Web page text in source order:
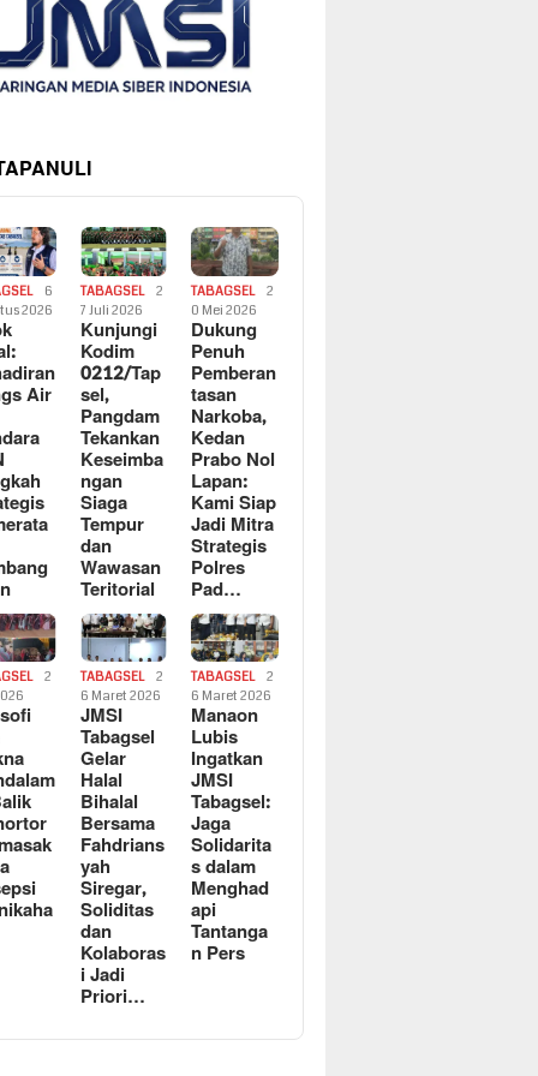
6
2026
Air
TABAGSEL
2
7 Juli 2026
Kunjungi
Kodim
0212/Tap
sel,
Pangdam
Tekankan
Keseimba
ngan
Siaga
Tempur
dan
Wawasan
Teritorial
TABAGSEL
2
0 Mei 2026
Dukung
Penuh
Pemberan
tasan
Narkoba,
Kedan
Prabo Nol
Lapan:
Kami Siap
Jadi Mitra
Strategis
Polres
Pad…
2
TABAGSEL
2
6 Maret 2026
JMSI
Tabagsel
Gelar
Halal
Bihalal
Bersama
Fahdrians
yah
Siregar,
Soliditas
dan
Kolaboras
i Jadi
Priori…
TABAGSEL
2
6 Maret 2026
Manaon
Lubis
Ingatkan
JMSI
Tabagsel:
Jaga
Solidarita
s dalam
Menghad
api
Tantanga
n Pers